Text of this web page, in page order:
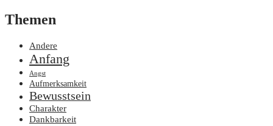
Themen
Andere
Anfang
Angst
Aufmerksamkeit
Bewusstsein
Charakter
Dankbarkeit